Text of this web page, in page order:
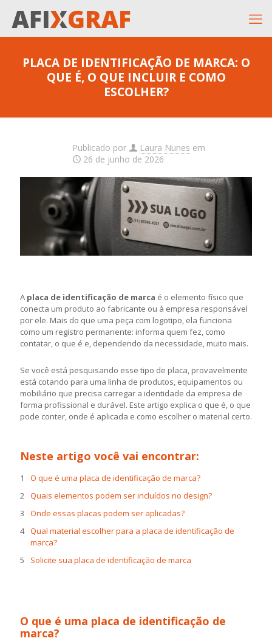
PLACA DE IDENTIFICAÇÃO DE MARCA: O
QUE É, O QUE INCLUIR E COMO
ESCOLHER?
Publicado por Laura Nunes em
26 de junho de 2026
A placa de identificação de marca é o elemento físico que
conecta um produto ao fabricante ou à empresa responsável
por ele. Mais do que uma peça com logotipo, ela funciona
como um registro permanente: informa quem fez, como
contatar, o que é e, dependendo da necessidade, muito mais.
Se você está pesquisando esse tipo de placa, provavelmente
está cotando para uma linha de produtos, equipamentos ou
mobiliário que precisa carregar a identidade da empresa de
forma profissional e durável. Este artigo explica o que é, o que
pode conter, onde é aplicada e como escolher o material certo.
Neste artigo você vai encontrar:
O que é uma placa de identificação de marca?
Quais elementos podem ser incluídos no design?
Onde essas placas podem ser aplicadas?
Qual material escolher para a placa de identificação de
marca?
Solicite sua placa de identificação de marca
O que é uma placa de identificação de
marca?